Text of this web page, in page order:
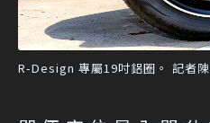
R-Design 專屬19吋鋁圈。 記者